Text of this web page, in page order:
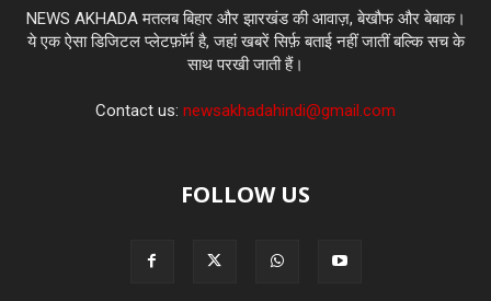
NEWS AKHADA मतलब बिहार और झारखंड की आवाज़, बेखौफ और बेबाक।
ये एक ऐसा डिजिटल प्लेटफ़ॉर्म है, जहां खबरें सिर्फ़ बताई नहीं जातीं बल्कि सच के
साथ परखी जाती हैं।
Contact us: newsakhadahindi@gmail.com
FOLLOW US